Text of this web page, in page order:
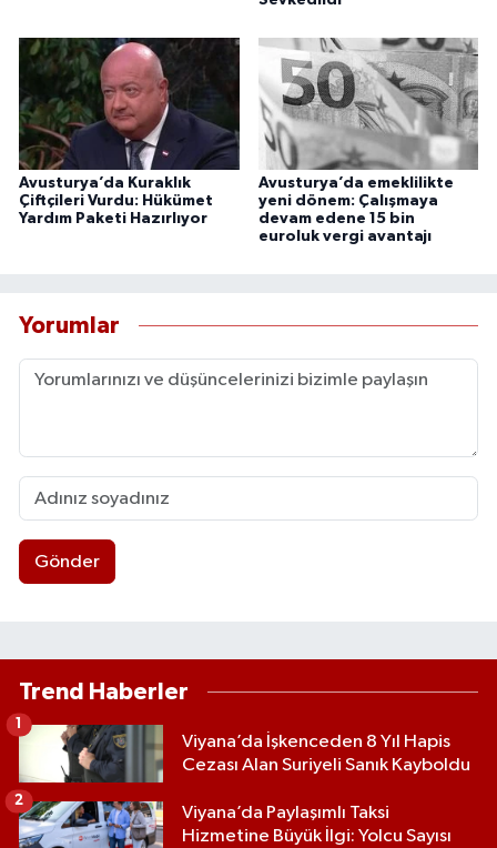
Avusturya’da Kuraklık
Çiftçileri Vurdu: Hükümet
Yardım Paketi Hazırlıyor
Avusturya’da emeklilikte
yeni dönem: Çalışmaya
devam edene 15 bin
euroluk vergi avantajı
Yorumlar
Gönder
Trend Haberler
Viyana’da İşkenceden 8 Yıl Hapis
Cezası Alan Suriyeli Sanık Kayboldu
1
Viyana’da Paylaşımlı Taksi
Hizmetine Büyük İlgi: Yolcu Sayısı
2